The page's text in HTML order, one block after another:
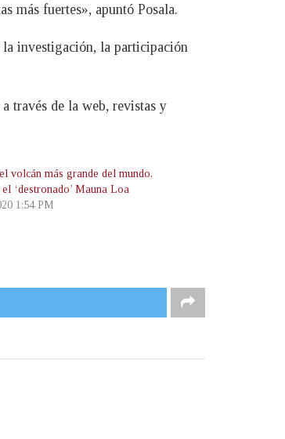
más fuertes», apuntó Posala.
la investigación, la participación
través de la web, revistas y
volcán más grande del mundo,
‘destronado’ Mauna Loa
1:54 PM